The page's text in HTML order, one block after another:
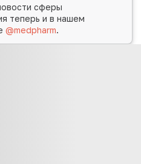
сферы
теперь и в нашем
@medpharm.